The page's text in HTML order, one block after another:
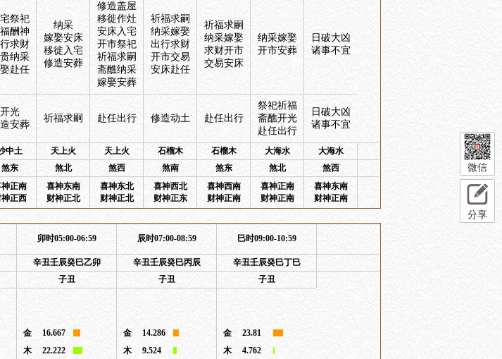
祭祀
酬神
求财
纳采
赴任
纳采
嫁娶安床
移徙入宅
修造安葬
修造盖屋
移徙作灶
安床入宅
开市祭祀
祈福求嗣
斋醮纳采
嫁娶安葬
祈福求嗣
纳采嫁娶
出行求财
开市交易
安床赴任
祈福求嗣
纳采嫁娶
求财开市
交易安床
纳采嫁娶
开市安葬
日破大凶
诸事不宜
开光
安葬
祈福求嗣 赴任出行 修造动土 赴任出行
祭祀祈福
斋醮开光
赴任出行
日破大凶
诸事不宜
中土 天上火 天上火 石榴木 石榴木 大海水
大海水
煞东 煞北 煞西 煞南 煞东 煞北 煞西
正南
神正西
喜神东南
财神正北
喜神东北
财神正北
喜神西北
财神正东
喜神西南
财神正南
喜神正南
财神正南
喜神东南
财神正南
卯时05:00-06:59 辰时07:00-08:59 巳时09:00-10:59
辛丑壬辰癸巳乙卯 辛丑壬辰癸巳丙辰
辛丑壬辰癸巳丁巳
子丑 子丑 子丑
金
16.667
木
22.222
金
14.286
木
9.524
金
23.81
木
4.762
微信
分享